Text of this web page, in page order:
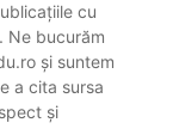
cu
Ne bucurăm
și suntem
a cita sursa
și